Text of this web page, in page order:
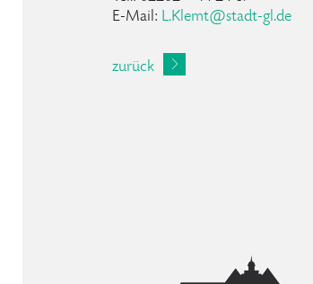
E-Mail: L.Klemt@stadt-gl.de
zurück